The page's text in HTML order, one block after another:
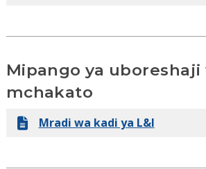
Mipango ya uboreshaji
mchakato
Mradi wa kadi ya L&I